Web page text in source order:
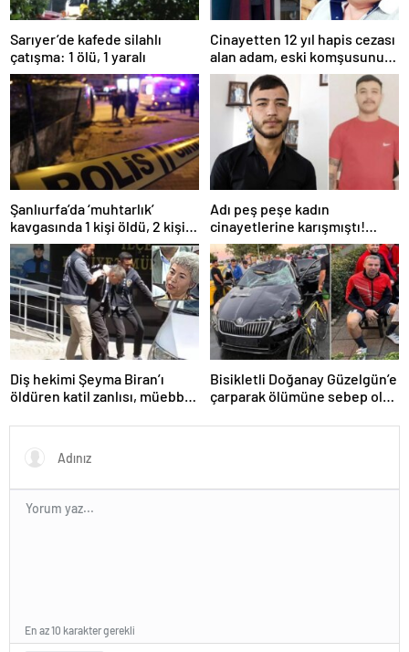
Sarıyer’de kafede silahlı
çatışma: 1 ölü, 1 yaralı
Cinayetten 12 yıl hapis cezası
alan adam, eski komşusunu
öldürüp kayıplara karıştı
Şanlıurfa’da ‘muhtarlık’
kavgasında 1 kişi öldü, 2 kişi
yaralandı
Adı peş peşe kadın
cinayetlerine karışmıştı!
Ümitcan Uygun’un
cezaevindeki yeni görüntüsü
ortaya çıktı
Diş hekimi Şeyma Biran’ı
öldüren katil zanlısı, müebbet
Bisikletli Doğanay Güzelgün’e
çarparak ölümüne sebep olan
En az 10 karakter gerekli